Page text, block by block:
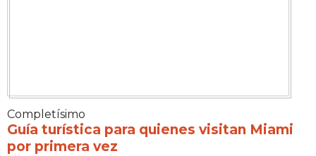
Completísimo
Guía turística para quienes visitan Miami
por primera vez